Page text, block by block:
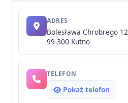
ADRES
Bolesława Chrobrego 12
99-300 Kutno
TELEFON
Pokaż telefon